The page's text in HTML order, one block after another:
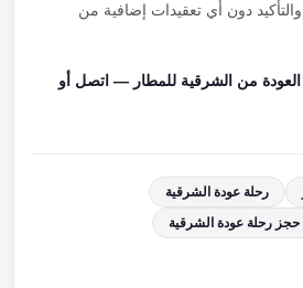
دون أي تعقيدات إضافية من
من الشرقية للمطار — اتصل أو
رحلة عودة الشرقية
رحلة عودة الشرقية